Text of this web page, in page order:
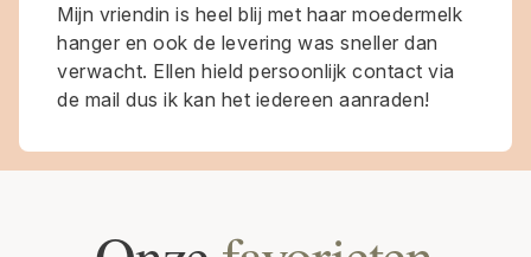
Mijn vriendin is heel blij met haar moedermelk
hanger en ook de levering was sneller dan
verwacht. Ellen hield persoonlijk contact via
de mail dus ik kan het iedereen aanraden!